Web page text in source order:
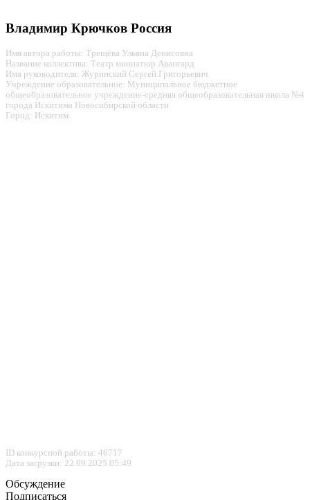
Владимир Крючков Россия
Имя автора работы: Трещёва Ульяна Денисовна
Название коллектива: Театр миниатюр Авангард
Имя руководителя: Журинский Сергей Григорьевич
Учреждение образовательное: Муниципальное бюджетное
общеобразовательное учреждение-средняя общеобразовательная школа №4
города Искитима Новосибирской области
Город: Искитим
ID конкурсной работы: 46717
Дата загрузки: 22.09.2025 05:49
Обсуждение
Подписаться